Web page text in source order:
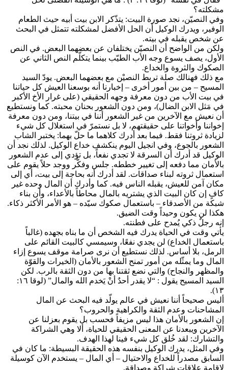
مشكلته؟
وفي النصيّن، نجد صورة البيت: يتذّكر الابن بيت أبيه حيث الطعام
الوفير، ويدرك الوكيل أن الحل الأفضل لمشكلته تتمثل في البحث
عن شخص يقبله في بيته.
ولكن من الواضح أن النصيّن يختلفان عن بعضهما البعض. في النص
الأول، يصف يسوع وجه الأب الطيّب بينما يتكلّم النص الثاني عن
الصكوك والثروة والخداع.
مع ذلك فهنالك صلة تربط النصيْن مع بعضهما البعض. يودّ السيد
المسيح – من بين أمور أخرى – إخبارنا أنه بوسعنا العيش كل حياتنا
في بيت الأب من دون معرفة وجهه الحقيقي (على غرار الأخ الأكبر
في مَثل الابن الضال)، ومن دون الشعور بحنان محبته. كما ونستطيع
أن نعيش مع الآخرين من غير الشعور أننا في بيتنا، ومن دون معرفة
إخواننا وأخواتنا على حقيقتهم، لا بل نستمرّ في استغلال كل شيء
لزيادة ثروتنا فقط. فيما بعد أدرك كلاهما ما حلّ بهما: يختبر الشاب
الشعور بالجوع، وفي انجيل اليوم ينكشف خداع الوكيل. لذلك نجد أن
الوكيل قد أدرك أن السرقة لا تجدي نفعاً، بل تؤدي إلى عدم الشعور
بالأمان مما دفعه إلى تغيير خططه. جلس وفكّر ووجد حلاً يقوم على
استعمال ثروته لبناء صداقات. لقد أدرك أنه بحاجة إلى بيت، أي إلى
مكان آمن للعيش، يقبله الناس فيه. كما وأدرك أن المال وحده غير
كافٍ إن كان البيت الذي يشتريه بالمال محاطاً بالأعداء، وأن بناء
شبكة من الأصدقاء – باستعمال صكوك سيّده – هو الأمر الأكثر ذكاء.
هكذا لن يكون وحيداً وقت الضيق.
إنه رجلٌ ذكي يُمدح على فطنته.
يأتي وقت في الحياة يدرك فيه الشخص أن ما بناه بجهده (غالباً
باستعمال الخداع) لن يجدي نفعًا، وسيمسي كالبيت القائم على
الرمل، بلا أساس. لذلك نستطيع أن نرى صرامة موقف يسوع إزاء
المال وما يمثّله من أمور تمنح الشعور بالأمان (الخيرات والقوّة
والمظهر والنجاح) والتي نضع ثقتنا بها من دون الثقة بالرب. لكن
السيد المسيح يقول : “لا يقدر أحدٌ أنْ يَخدم الله والمال” (لوقا ١٦:
١٣).
أليس صحيحاً أننا نعيش في عالم يولّد فيه البحث عن المال
المشاحنات وعدم الثقة والكراهية والحروب؟
إن الشعور بالأمان هذا ليس مزيفاً فحسب بل يقوم بعزلنا عن
الآخرين ويبعدنا عن المعنى الحقيقي للحياة، ألا وهي الشراكة
والتشارك: لقد خُلق كل شيء فينا لهذا الهدف.
وفي المثل، يدرك الوكيل بنفسه هذه الحقيقة البسيطة: ما كان في
السابق مصدراً للخداع والاحتيال – أي المال – يستخدم الآن كوسيلة
لإقامة علاقات شراكة وصداقة.